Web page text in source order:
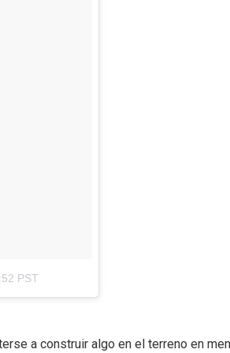
PST
a construir algo en el terreno en